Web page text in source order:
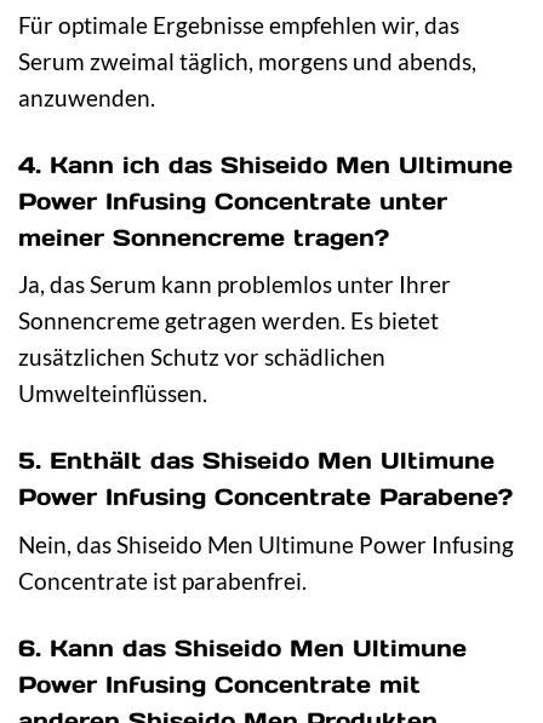
Für optimale Ergebnisse empfehlen wir, das
Serum zweimal täglich, morgens und abends,
anzuwenden.
4. Kann ich das Shiseido Men Ultimune
Power Infusing Concentrate unter
meiner Sonnencreme tragen?
Ja, das Serum kann problemlos unter Ihrer
Sonnencreme getragen werden. Es bietet
zusätzlichen Schutz vor schädlichen
Umwelteinflüssen.
5. Enthält das Shiseido Men Ultimune
Power Infusing Concentrate Parabene?
Nein, das Shiseido Men Ultimune Power Infusing
Concentrate ist parabenfrei.
6. Kann das Shiseido Men Ultimune
Power Infusing Concentrate mit